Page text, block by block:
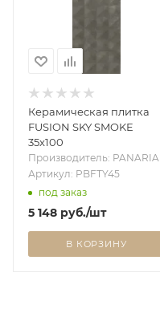
Керамическая плитка
FUSION SKY SMOKE
35x100
Производитель: PANARIA
Артикул: PBFTY45
под заказ
5 148 руб./шт
В КОРЗИНУ